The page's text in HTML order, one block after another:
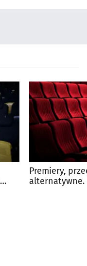
Premiery,
alternatywne.